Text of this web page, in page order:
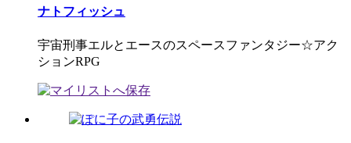
ナトフィッシュ
宇宙刑事エルとエースのスペースファンタジー☆アク
ションRPG